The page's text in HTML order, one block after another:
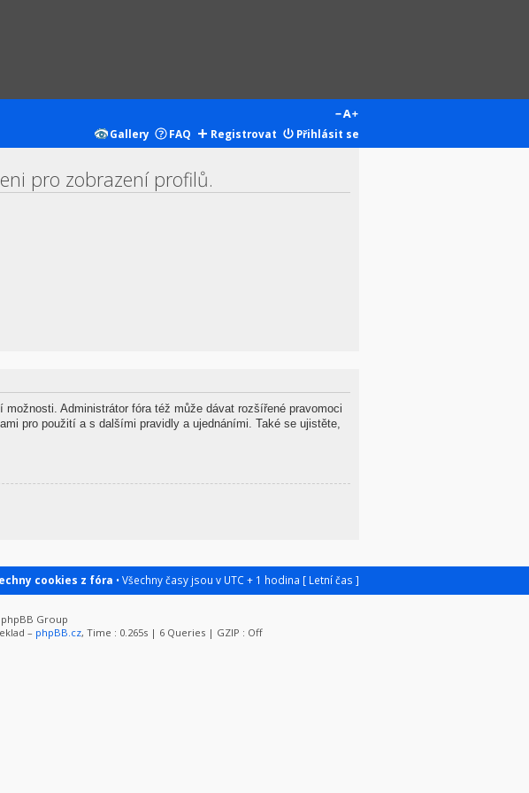
Gallery
FAQ Registrovat Přihlásit se
pro zobrazení profilů.
Administrátor fóra též může dávat rozšířené pravomoci
pro použití a s dalšími pravidly a ujednáními. Také se ujistěte,
cookies z fóra • Všechny časy jsou v UTC + 1 hodina [ Letní čas ]
Group
– phpBB.cz, Time : 0.265s | 6 Queries | GZIP : Off